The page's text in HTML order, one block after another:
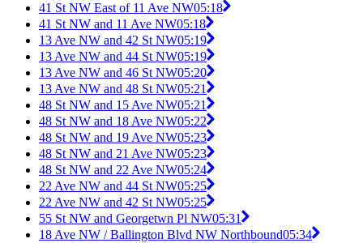
41 St NW East of 11 Ave NW05:18
41 St NW and 11 Ave NW05:18
13 Ave NW and 42 St NW05:19
13 Ave NW and 44 St NW05:19
13 Ave NW and 46 St NW05:20
13 Ave NW and 48 St NW05:21
48 St NW and 15 Ave NW05:21
48 St NW and 18 Ave NW05:22
48 St NW and 19 Ave NW05:23
48 St NW and 21 Ave NW05:23
48 St NW and 22 Ave NW05:24
22 Ave NW and 44 St NW05:25
22 Ave NW and 42 St NW05:25
55 St NW and Georgetwn Pl NW05:31
18 Ave NW / Ballington Blvd NW Northbound05:34